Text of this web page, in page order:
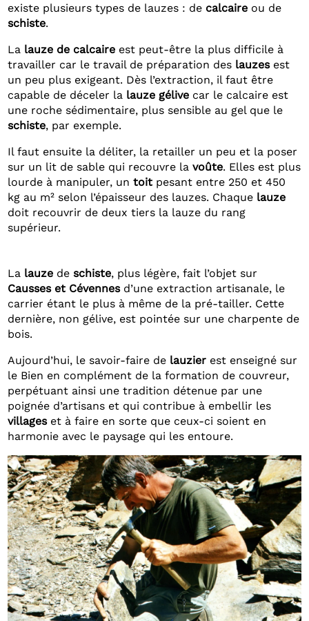
existe plusieurs types de lauzes : de calcaire ou de
schiste.
La lauze de calcaire est peut-être la plus difficile à
travailler car le travail de préparation des lauzes est
un peu plus exigeant. Dès l’extraction, il faut être
capable de déceler la lauze gélive car le calcaire est
une roche sédimentaire, plus sensible au gel que le
schiste, par exemple.
Il faut ensuite la déliter, la retailler un peu et la poser
sur un lit de sable qui recouvre lavoûte. Elles est plus
lourde à manipuler, untoit pesant entre 250 et 450
kg au m² selon l’épaisseur des lauzes. Chaque lauze
doit recouvrir de deux tiers la lauze du rang
supérieur.
La lauze deschiste, plus légère, fait l’objet sur
Causses et Cévennesd’une extraction artisanale, le
carrier étant le plus à même de la pré-tailler. Cette
dernière, non gélive, est pointée sur une charpente de
bois.
Aujourd’hui, le savoir-faire de lauzier est enseigné sur
le Bien en complément de la formation de couvreur,
perpétuant ainsi une tradition détenue par une
poignée d’artisans et qui contribue à embellir les
villages et à faire en sorte que ceux-ci soient en
harmonie avec le paysage qui les entoure.